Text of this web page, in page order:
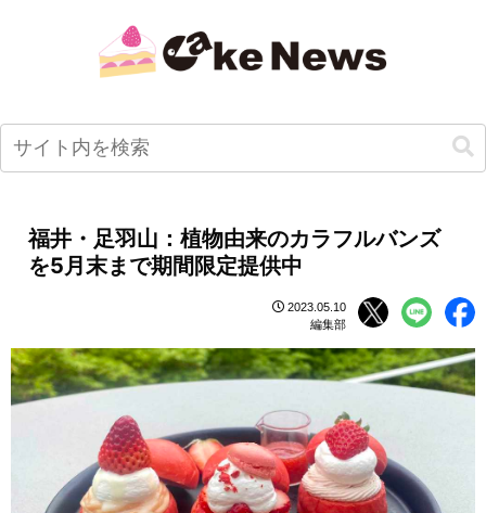
福井・足羽山：植物由来のカラフルバンズ
を5月末まで期間限定提供中
2023.05.10
編集部